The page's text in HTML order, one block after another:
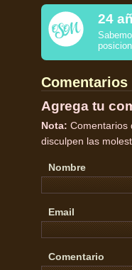
24
Comentarios
Agrega tu
Nota: Comentarios
disculpen las
Nombre
Email
Comentario